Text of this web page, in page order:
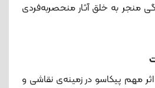
به خلق آثار منحصربه‌فردی
مهم پیکاسو در زمینه‌ی نقاشی و